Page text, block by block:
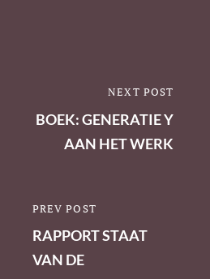
Berichtnavigatie
PREVIOUS
POST
PREV POST
RAPPORT STAAT
VAN DE
POST
NEXT POST
BOEK: GENERATIE Y
AAN HET WERK